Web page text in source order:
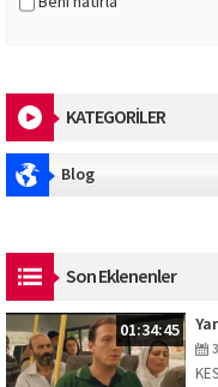
KATEGORİLER
Blog
Son Eklenenler
01:34:45